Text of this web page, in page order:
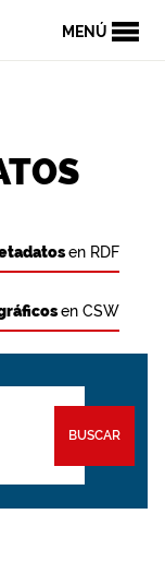
MENÚ
en RDF
en CSW
BUSCAR